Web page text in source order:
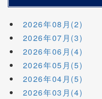
2026年08月(2)
2026年07月(3)
2026年06月(4)
2026年05月(5)
2026年04月(5)
2026年03月(4)